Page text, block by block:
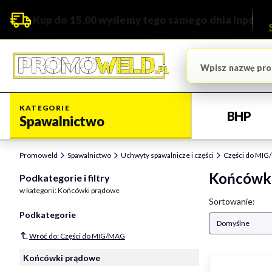
Kup do 15.00 wyślemy tego samego dnia Inpost
KATEGORIE
Spawalnictwo BHP
Promoweld Spawalnictwo Uchwyty spawalnicze i części Części do
Podkategorie i filtry
w kategorii: Końcówki prądowe
Podkategorie
Wróć do: Części do MIG/MAG
Końcówki prądowe
Lista
Sortowanie:
Domyślne